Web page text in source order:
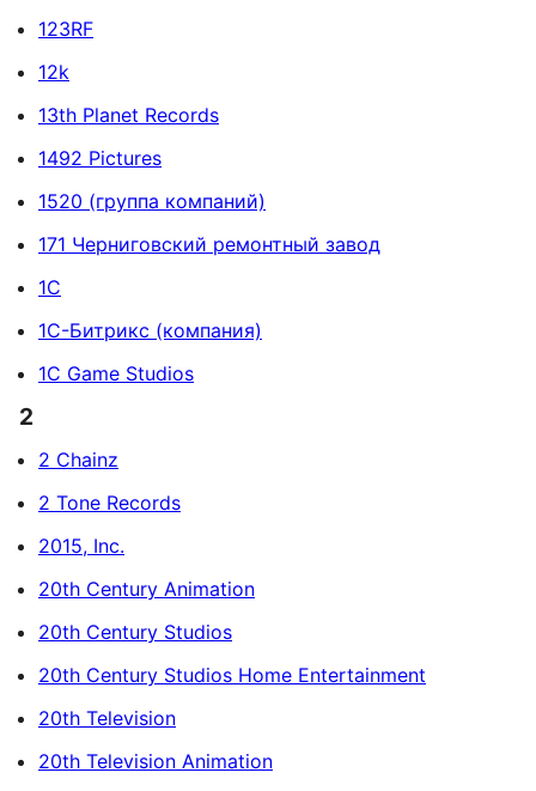
123RF
12k
13th Planet Records
1492 Pictures
1520 (группа компаний)
171 Черниговский ремонтный завод
1С
1С-Битрикс (компания)
1C Game Studios
2
2 Chainz
2 Tone Records
2015, Inc.
20th Century Animation
20th Century Studios
20th Century Studios Home Entertainment
20th Television
20th Television Animation